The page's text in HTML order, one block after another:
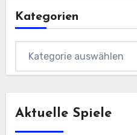
Kategorien
Aktuelle Spiele